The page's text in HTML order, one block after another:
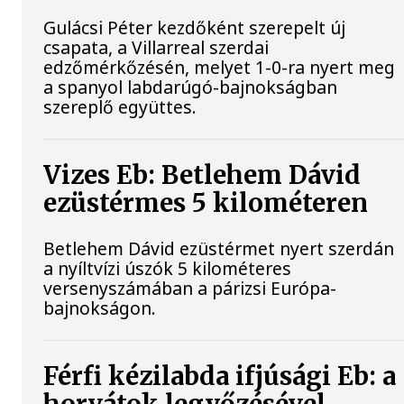
Gulácsi Péter kezdőként szerepelt új
csapata, a Villarreal szerdai
edzőmérkőzésén, melyet 1-0-ra nyert meg
a spanyol labdarúgó-bajnokságban
szereplő együttes.
Vizes Eb: Betlehem Dávid
ezüstérmes 5 kilométeren
Betlehem Dávid ezüstérmet nyert szerdán
a nyíltvízi úszók 5 kilométeres
versenyszámában a párizsi Európa-
bajnokságon.
Férfi kézilabda ifjúsági Eb: a